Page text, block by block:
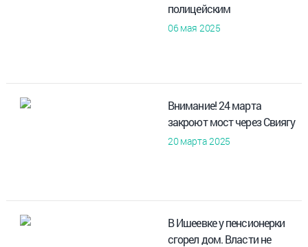
полицейским
06 мая 2025
Внимание! 24 марта
закроют мост через Свиягу
20 марта 2025
В Ишеевке у пенсионерки
сгорел дом. Власти не